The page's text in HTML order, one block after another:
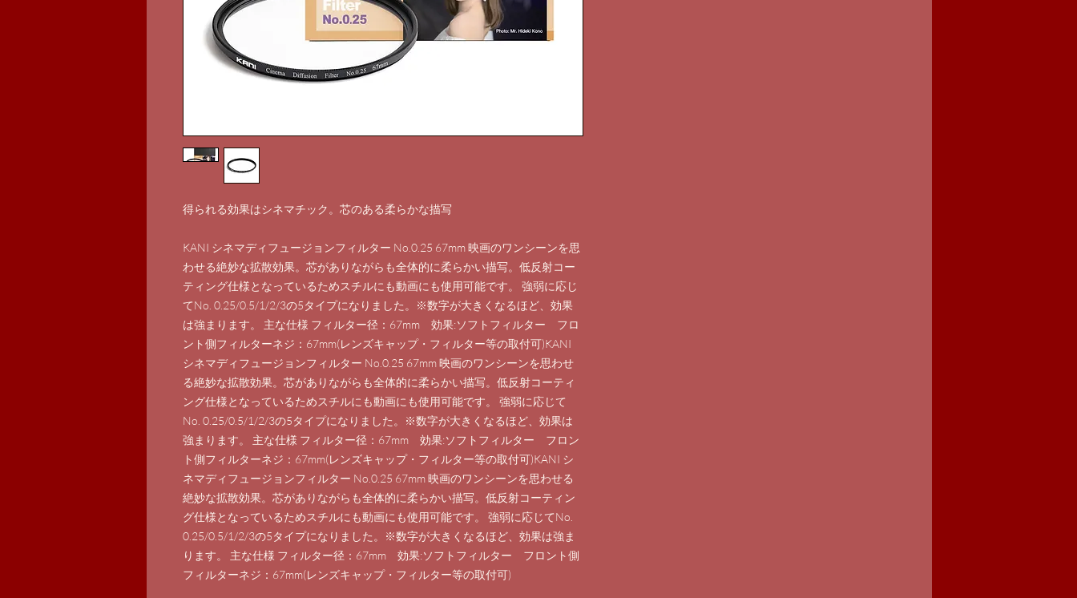
得られる効果はシネマチック。芯のある柔らかな描写
KANI シネマディフュージョンフィルター No.0.25 67mm 映画のワンシーンを思
わせる絶妙な拡散効果。芯がありながらも全体的に柔らかい描写。低反射コー
ティング仕様となっているためスチルにも動画にも使用可能です。 強弱に応じ
てNo. 0.25/0.5/1/2/3の5タイプになりました。※数字が大きくなるほど、効果
は強まります。 主な仕様 フィルター径：67mm 効果:ソフトフィルター フロ
ント側フィルターネジ：67mm(レンズキャップ・フィルター等の取付可)KANI
シネマディフュージョンフィルター No.0.25 67mm 映画のワンシーンを思わせ
る絶妙な拡散効果。芯がありながらも全体的に柔らかい描写。低反射コーティ
ング仕様となっているためスチルにも動画にも使用可能です。 強弱に応じて
No. 0.25/0.5/1/2/3の5タイプになりました。※数字が大きくなるほど、効果は
強まります。 主な仕様 フィルター径：67mm 効果:ソフトフィルター フロン
ト側フィルターネジ：67mm(レンズキャップ・フィルター等の取付可)KANI シ
ネマディフュージョンフィルター No.0.25 67mm 映画のワンシーンを思わせる
絶妙な拡散効果。芯がありながらも全体的に柔らかい描写。低反射コーティン
グ仕様となっているためスチルにも動画にも使用可能です。 強弱に応じてNo.
0.25/0.5/1/2/3の5タイプになりました。※数字が大きくなるほど、効果は強ま
ります。 主な仕様 フィルター径：67mm 効果:ソフトフィルター フロント側
フィルターネジ：67mm(レンズキャップ・フィルター等の取付可)